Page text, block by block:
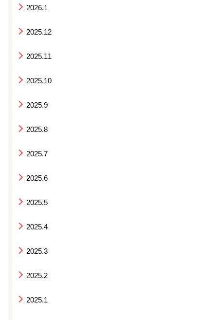
2026.1
2025.12
2025.11
2025.10
2025.9
2025.8
2025.7
2025.6
2025.5
2025.4
2025.3
2025.2
2025.1